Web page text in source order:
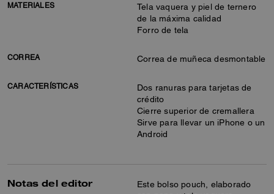
MATERIALES
Tela vaquera y piel de ternero
de la máxima calidad
Forro de tela
CORREA Correa de muñeca desmontable
CARACTERÍSTICAS
Dos ranuras para tarjetas de
crédito
Cierre superior de cremallera
Sirve para llevar un iPhone o un
Android
Notas del editor
Este bolso pouch, elaborado